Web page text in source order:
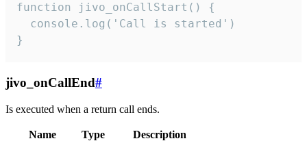
function jivo_onCallStart() {
  console.log('Call is started')
}
jivo_onCallEnd#
Is executed when a return call ends.
Name Type
Description